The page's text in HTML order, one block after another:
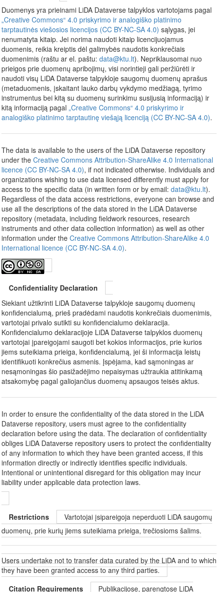
Duomenys yra prieinami LiDA Dataverse talpyklos vartotojams pagal
„Creative Commons“ 4.0 priskyrimo ir analogiško platinimo
tarptautinės viešosios licencijos (CC BY-NC-SA 4.0) sąlygas, jei
nenumatyta kitaip. Jei norima naudoti kitaip licencijuojamus
duomenis, reikia kreiptis dėl galimybės naudotis konkrečiais
duomenimis (raštu ar el. paštu: data@ktu.lt). Nepriklausomai nuo
prieigos prie duomenų apribojimų, visi norintieji gali peržiūrėti ir
naudoti visų LiDA Dataverse talpykloje saugomų duomenų aprašus
(metaduomenis, įskaitant lauko darbų vykdymo medžiagą, tyrimo
instrumentus bei kitą su duomenų surinkimu susijusią informaciją) ir
kitą informaciją pagal „Creative Commons“ 4.0 priskyrimo ir
analogiško platinimo tarptautinę viešąją licenciją (CC BY-NC-SA 4.0).
The data is available to the users of the LiDA Dataverse repository
under the Creative Commons Attribution-ShareAlike 4.0 International
licence (CC BY-NC-SA 4.0), if not indicated otherwise. Individuals and
organizations wishing to use data licensed differently must apply for
access to the specific data (in written form or by email: data@ktu.lt).
Regardless of the data access restrictions, everyone can browse and
use all the descriptions of the data stored in the LiDA Dataverse
repository (metadata, including fieldwork resources, research
instruments and other data collection information) as well as other
information under the Creative Commons Attribution-ShareAlike 4.0
International licence (CC BY-NC-SA 4.0).
Confidentiality Declaration
Siekiant užtikrinti LiDA Dataverse talpykloje saugomų duomenų
konfidencialumą, prieš pradėdami naudotis konkrečiais duomenimis,
vartotojai privalo sutikti su konfidencialumo deklaracija.
Konfidencialumo deklaracijoje LiDA Dataverse talpyklos duomenų
vartotojai įpareigojami saugoti bet kokios informacijos, prie kurios
jiems suteikiama prieiga, konfidencialumą, jei ši informacija leistų
identifikuoti konkrečius asmenis. Įspėjama, kad sąmoningas ar
nesąmoningas šio pasižadėjimo nepaisymas užtraukia atitinkamą
atsakomybę pagal galiojančius duomenų apsaugos teisės aktus.
In order to ensure the confidentiality of the data stored in the LiDA
Dataverse repository, users must agree to the confidentiality
declaration before using the data. The declaration of confidentiality
obliges LiDA Dataverse repository users to protect the confidentiality
of any information to which they have been granted access, if this
information directly or indirectly identifies specific individuals.
Intentional or unintentional disregard for this obligation may incur
liability under applicable data protection laws.
Restrictions
Vartotojai įsipareigoja neperduoti LiDA saugomų
duomenų, prie kurių jiems suteikiama prieiga, trečiosioms šalims.
Users undertake not to transfer data curated by the LiDA and to which
they have been granted access to any third parties.
Citation Requirements
Publikacijose, parengtose LiDA